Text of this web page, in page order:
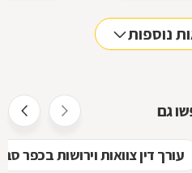
נוספות
גם
עורך דין צוואות וירושות בכפר